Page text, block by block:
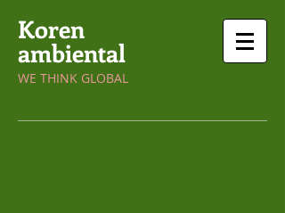
Koren
ambiental
WE THINK GLOBAL